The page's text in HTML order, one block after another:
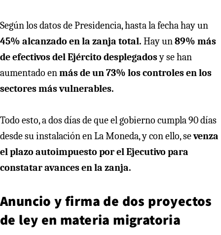
Según los datos de Presidencia, hasta la fecha hay un
45% alcanzado en la zanja total. Hay un89% más
de efectivos del Ejército desplegadosy se han
aumentado enmás de un 73% los controles en los
sectores más vulnerables.
Todo esto, a dos días de que el gobierno cumpla 90 días
desde su instalación en La Moneda, y con ello, sevenza
el plazo autoimpuesto por el Ejecutivo para
constatar avances en la zanja.
Anuncio y firma de dos proyectos
de ley en materia migratoria